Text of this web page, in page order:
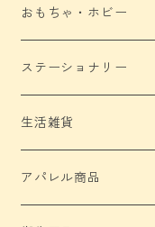
おもちゃ・ホビー
ぬいぐるみ
缶バッジ
アクリル製品
ステーショナリー
生活雑貨
アパレル商品